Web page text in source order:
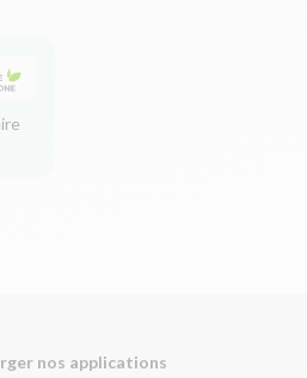
nos applications